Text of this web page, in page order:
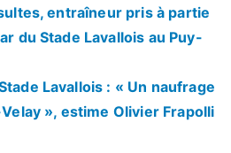
entraîneur pris à partie
du Stade Lavallois au Puy-
Lavallois : « Un naufrage
», estime Olivier Frapolli